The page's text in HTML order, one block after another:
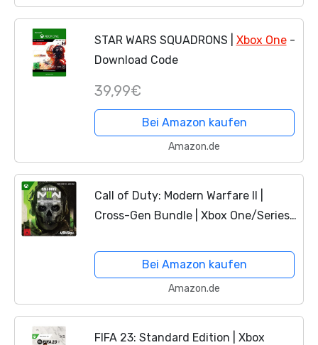
STAR WARS SQUADRONS | Xbox One-
Download Code
39,99€
Bei Amazon kaufen
Amazon.de
Call of Duty: Modern Warfare II |
Cross-Gen Bundle | Xbox One/Series
Bei Amazon kaufen
Amazon.de
FIFA 23: Standard Edition | Xbox